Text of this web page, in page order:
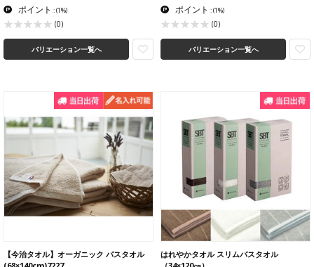
ポイント :(1%)
(0)
バリエーション一覧へ
ポイント :(1%)
(0)
バリエーション一覧へ
【今治タオル】オーガニック バスタオル
はれやかタオル スリムバスタオル